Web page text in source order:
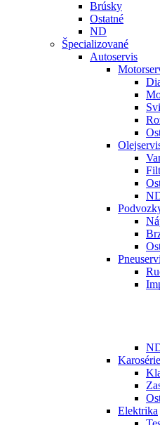
Brúsky
Ostatné
ND
Špecializované
Autoservis
Karosérie
Elektrika